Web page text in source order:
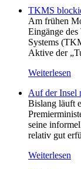
TKMS
Am frühen
Eingänge
Systems
Aktive der
Weiterlesen
Auf der Insel
Bislang läuft
seine
relativ gut
Weiterlesen